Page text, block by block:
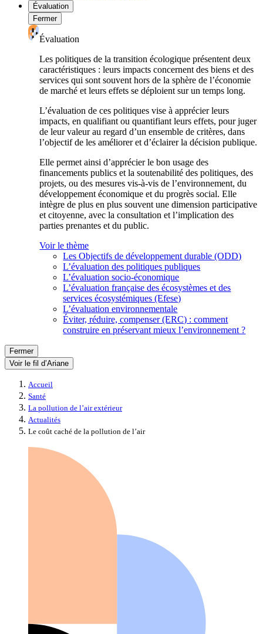
Évaluation
Fermer
Évaluation
Les politiques de la transition écologique présentent deux
caractéristiques : leurs impacts concernent des biens et des
services qui sont souvent hors de la sphère de l’économie
de marché et leurs effets se déploient sur un temps long.
L’évaluation de ces politiques vise à apprécier leurs
impacts, en qualifiant ou quantifiant leurs effets, pour juger
de leur valeur au regard d’un ensemble de critères, dans
l’objectif de les améliorer et d’éclairer la décision publique.
Elle permet ainsi d’apprécier le bon usage des
financements publics et la soutenabilité des politiques, des
projets, ou des mesures vis-à-vis de l’environnement, du
développement économique et du progrès social. Elle
intègre de plus en plus souvent une dimension participative
et citoyenne, avec la consultation et l’implication des
parties prenantes et du public.
Voir le thème
Les Objectifs de développement durable (ODD)
L’évaluation des politiques publiques
L’évaluation socio-économique
L’évaluation française des écosystèmes et des
services écosystémiques (Efese)
L’évaluation environnementale
Éviter, réduire, compenser (ERC) : comment
construire en préservant mieux l’environnement ?
Fermer
Voir le fil d’Ariane
Accueil
Santé
La pollution de l’air extérieur
Actualités
Le coût caché de la pollution de l’air